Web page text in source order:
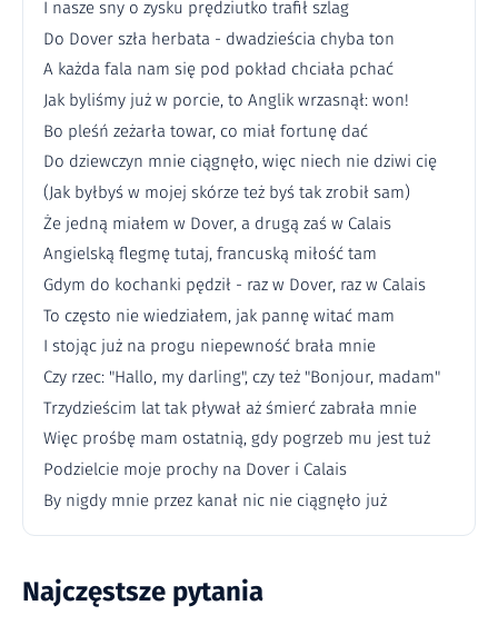
I nasze sny o zysku prędziutko trafił szlag
Do Dover szła herbata - dwadzieścia chyba ton
A każda fala nam się pod pokład chciała pchać
Jak byliśmy już w porcie, to Anglik wrzasnął: won!
Bo pleśń zeżarła towar, co miał fortunę dać
Do dziewczyn mnie ciągnęło, więc niech nie dziwi cię
(Jak byłbyś w mojej skórze też byś tak zrobił sam)
Że jedną miałem w Dover, a drugą zaś w Calais
Angielską flegmę tutaj, francuską miłość tam
Gdym do kochanki pędził - raz w Dover, raz w Calais
To często nie wiedziałem, jak pannę witać mam
I stojąc już na progu niepewność brała mnie
Czy rzec: "Hallo, my darling", czy też "Bonjour, madam"
Trzydzieścim lat tak pływał aż śmierć zabrała mnie
Więc prośbę mam ostatnią, gdy pogrzeb mu jest tuż
Podzielcie moje prochy na Dover i Calais
By nigdy mnie przez kanał nic nie ciągnęło już
Najczęstsze pytania